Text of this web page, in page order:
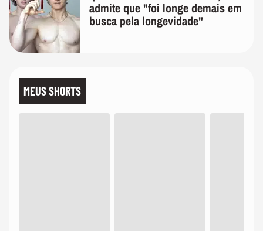
admite que "foi longe demais em
busca pela longevidade"
MEUS SHORTS